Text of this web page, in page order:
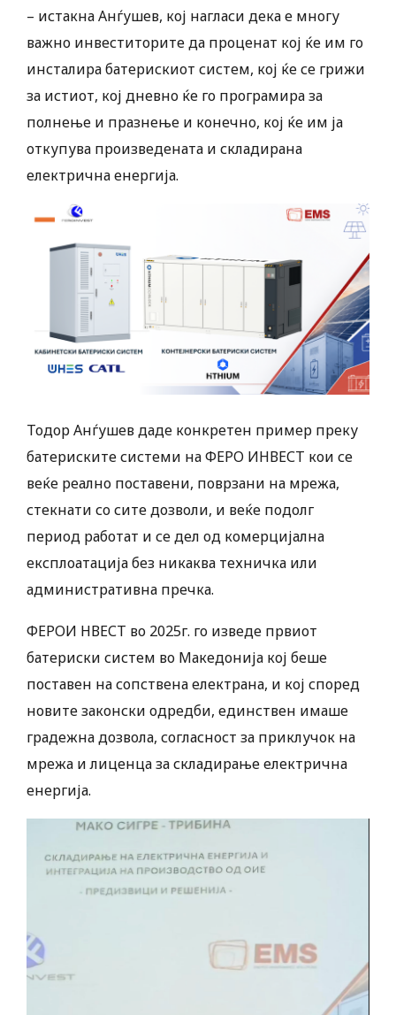
– истакна Анѓушев, кој нагласи дека е многу
важно инвеститорите да проценат кој ќе им го
инсталира батерискиот систем, кој ќе се грижи
за истиот, кој дневно ќе го програмира за
полнење и празнење и конечно, кој ќе им ја
откупува произведената и складирана
електрична енергија.
Тодор Анѓушев даде конкретен пример преку
батериските системи на ФЕРО ИНВЕСТ кои се
веќе реално поставени, поврзани на мрежа,
стекнати со сите дозволи, и веќе подолг
период работат и се дел од комерцијална
експлоатација без никаква техничка или
административна пречка.
ФЕРОИ НВЕСТ во 2025г. го изведе првиот
батериски систем во Македонија кој беше
поставен на сопствена електрана, и кој според
новите законски одредби, единствен имаше
градежна дозвола, согласност за приклучок на
мрежа и лиценца за складирање електрична
енергија.